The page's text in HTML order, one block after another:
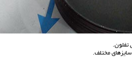
تفلون.
مختلف.